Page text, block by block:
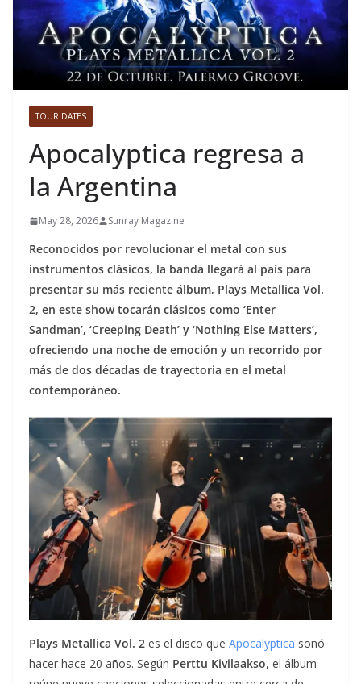
TOUR DATES
Apocalyptica regresa a
la Argentina
May 28, 2026 Sunray Magazine
Reconocidos por revolucionar el metal con sus
instrumentos clásicos, la banda llegará al país para
presentar su más reciente álbum, Plays Metallica Vol.
2, en este show tocarán clásicos como ‘Enter
Sandman’, ‘Creeping Death’ y ‘Nothing Else Matters’,
ofreciendo una noche de emoción y un recorrido por
más de dos décadas de trayectoria en el metal
contemporáneo.
Plays Metallica Vol. 2 es el disco que Apocalyptica soñó
hacer hace 20 años. Según Perttu Kivilaakso, el álbum